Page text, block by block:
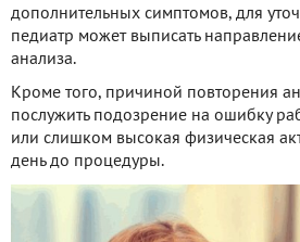
дополнительных симптомов, для
педиатр может выписать
анализа.
Кроме того, причиной повторения
послужить подозрение на ошибку
или слишком высокая физическая
день до процедуры.